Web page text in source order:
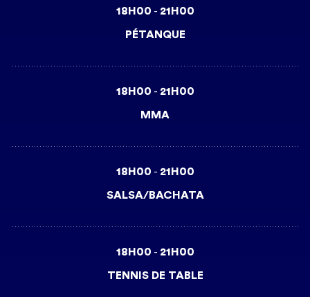
18H00 - 21H00
PÉTANQUE
18H00 - 21H00
MMA
18H00 - 21H00
SALSA/BACHATA
18H00 - 21H00
TENNIS DE TABLE